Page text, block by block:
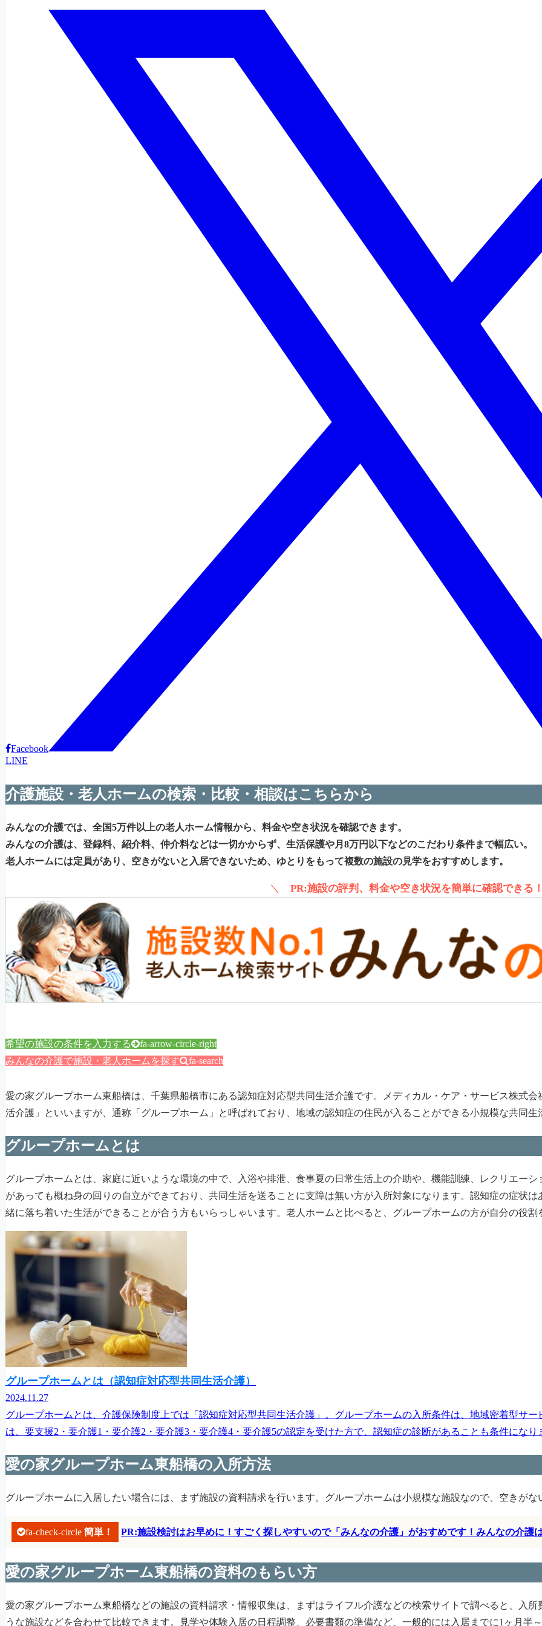
Facebook
LINE
介護施設・老人ホームの検索・比較・相談はこちらから
みんなの介護では、全国5万件以上の老人ホーム情報から、料金や空き状況を確認できます。
みんなの介護は、登録料、紹介料、仲介料などは一切かからず、生活保護や月8万円以下などのこだわり条件まで幅広い。
老人ホームには定員があり、空きがないと入居できないため、ゆとりをもって複数の施設の見学をおすすめします。
＼ PR:施設の評判、料金や空き状況を簡単に確認できる
希望の施設の条件を入力する fa-arrow-circle-right
みんなの介護で施設・老人ホームを探す fa-search
愛の家グループホーム東船橋は、千葉県船橋市にある認知症対応型共同生活介護です。メディカル・ケア・サービス株式
活介護」といいますが、通称「グループホーム」と呼ばれており、地域の認知症の住民が入ることができる小規模な共同生
グループホームとは
グループホームとは、家庭に近いような環境の中で、入浴や排泄、食事夏の日常生活上の介助や、機能訓練、レクリエー
があっても概ね身の回りの自立ができており、共同生活を送ることに支障は無い方が入所対象になります。認知症の症状
緒に落ち着いた生活ができることが合う方もいらっしゃいます。老人ホームと比べると、グループホームの方が自分の役
グループホームとは（認知症対応型共同生活介護）
2024.11.27
グループホームとは、介護保険制度上では「認知症対応型共同生活介護」。グループホームの入所条件は、地域密着型サ
は、要支援2・要介護1・要介護2・要介護3・要介護4・要介護5の認定を受けた方で、認知症の診断があることも条件になり
愛の家グループホーム東船橋の入所方法
グループホームに入居したい場合には、まず施設の資料請求を行います。グループホームは小規模な施設なので、空きがな
fa-check-circle 簡単！ PR:施設検討はお早めに！すごく探しやすいので「みんなの介護」がおすめです！みんなの介護
愛の家グループホーム東船橋の資料のもらい方
愛の家グループホーム東船橋などの施設の資料請求・情報収集は、まずはライフル介護などの検索サイトで調べると、入
うな施設などを合わせて比較できます。見学や体験入居の日程調整、必要書類の準備など、一般的には入居までに1ヶ月半